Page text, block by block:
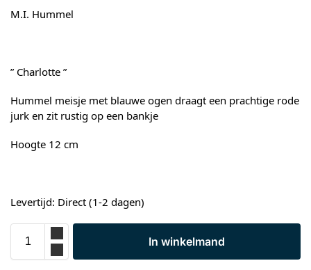
M.I. Hummel
” Charlotte ”
Hummel meisje met blauwe ogen draagt een prachtige rode
jurk en zit rustig op een bankje
Hoogte 12 cm
Levertijd: Direct (1-2 dagen)
In winkelmand